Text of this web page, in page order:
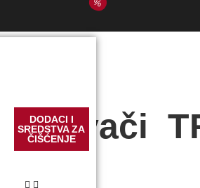
DODACI I
SREDSTVA ZA
ČIŠĆENJE